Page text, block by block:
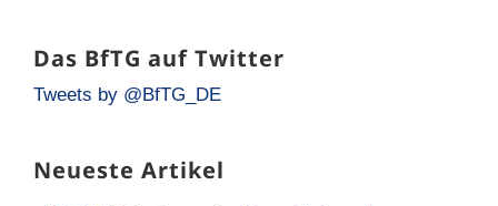
Das BfTG auf Twitter
Tweets by @BfTG_DE
Neueste Artikel